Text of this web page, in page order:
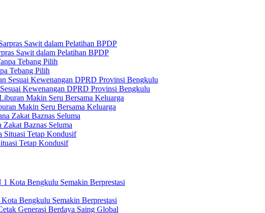
Sawit dalam Pelatihan BPDP
Tebang Pilih
Kewenangan DPRD Provinsi Bengkulu
Makin Seru Bersama Keluarga
Baznas Seluma
Tetap Kondusif
Bengkulu Semakin Berprestasi